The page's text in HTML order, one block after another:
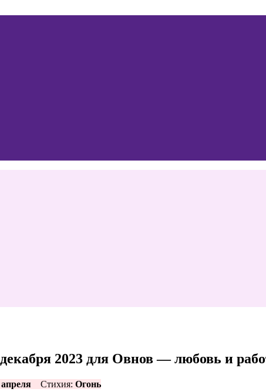
2023 для Овнов — любовь и
Стихия: Огонь